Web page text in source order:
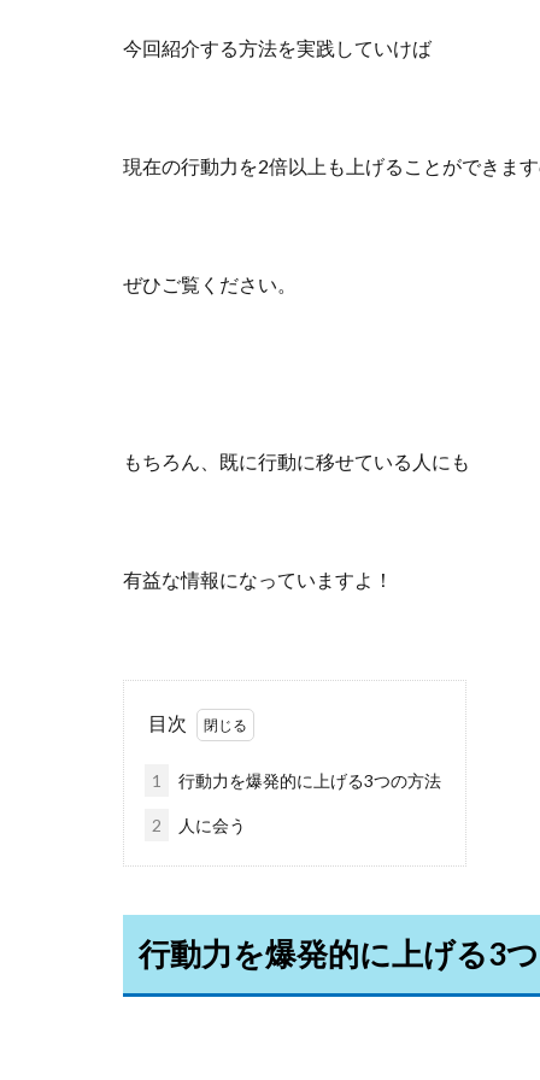
今回紹介する方法を実践していけば
現在の行動力を2倍以上も上げることができま
ぜひご覧ください。
もちろん、既に行動に移せている人にも
有益な情報になっていますよ！
目次
1 行動力を爆発的に上げる3つの方法
2 人に会う
行動力を爆発的に上げる3